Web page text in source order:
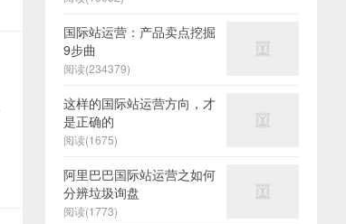
国际站运营：产品卖点挖掘
9步曲
阅读(234379)
这样的国际站运营方向，才
是正确的
阅读(1675)
阿里巴巴国际站运营之如何
分辨垃圾询盘
阅读(1773)